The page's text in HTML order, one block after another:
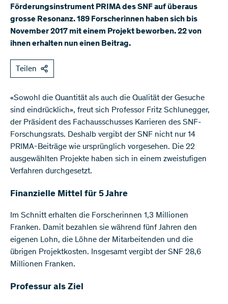
Förderungsinstrument PRIMA des SNF auf überaus
grosse Resonanz. 189 Forscherinnen haben sich bis
November 2017 mit einem Projekt beworben. 22 von
ihnen erhalten nun einen Beitrag.
Teilen
«Sowohl die Quantität als auch die Qualität der Gesuche
sind eindrücklich», freut sich Professor Fritz Schlunegger,
der Präsident des Fachausschusses Karrieren des SNF-
Forschungsrats. Deshalb vergibt der SNF nicht nur 14
PRIMA-Beiträge wie ursprünglich vorgesehen. Die 22
ausgewählten Projekte haben sich in einem zweistufigen
Verfahren durchgesetzt.
Finanzielle Mittel für 5 Jahre
Im Schnitt erhalten die Forscherinnen 1,3 Millionen
Franken. Damit bezahlen sie während fünf Jahren den
eigenen Lohn, die Löhne der Mitarbeitenden und die
übrigen Projektkosten. Insgesamt vergibt der SNF 28,6
Millionen Franken.
Professur als Ziel